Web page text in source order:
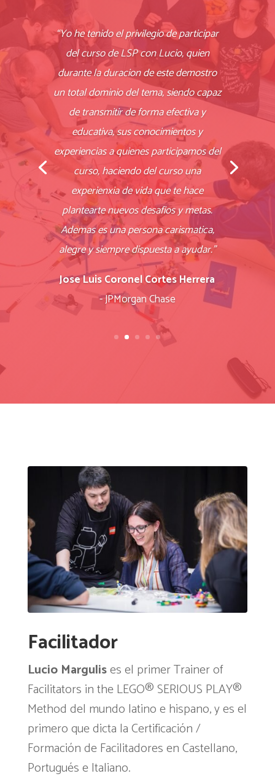
“Yo he tenido el privilegio de participar
del curso de LSP con Lucio, quien
durante la duracion de este demostro
un total dominio del tema, siendo capaz
de transmitir de forma efectiva y
educativa, sus conocimientos y
experiencias a quienes participamos del
curso, haciendo del curso una
experienxia de vida que te hace
plantearte nuevos desafios y metas.
Ademas es una persona carismatica,
alegre y siempre dispuesta a ayudar.”
Jose Luis Coronel Cortes Herrera
- JPMorgan Chase
Facilitador
Lucio Margulises el primer Trainer of
Facilitators in the LEGO® SERIOUS PLAY®
Method del mundo latino e hispano, y es el
primero que dicta la Certificación /
Formación de Facilitadores en Castellano,
Portugués e Italiano.